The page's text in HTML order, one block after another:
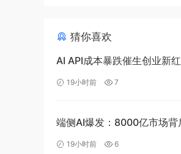
猜你喜欢
AI API成本暴跌催生创业新
19小时前 7
端侧AI爆发：8000亿市场背
19小时前 6